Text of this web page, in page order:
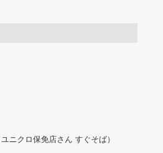
ニクロ保免店さん すぐそば）